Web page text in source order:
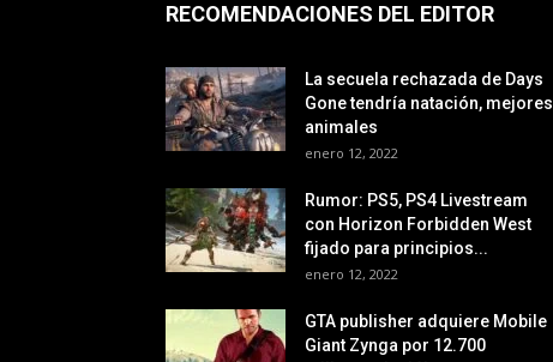
RECOMENDACIONES DEL EDITOR
La secuela rechazada de Days
Gone tendría natación, mejores
animales
enero 12, 2022
Rumor: PS5, PS4 Livestream
con Horizon Forbidden West
fijado para principios...
enero 12, 2022
GTA publisher adquiere Mobile
Giant Zynga por 12.700